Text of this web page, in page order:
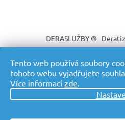
Tento web používá soubory
tohoto webu vyjadřujete
Více informací zde.
DERASLUŽBY ®
Vytvořil